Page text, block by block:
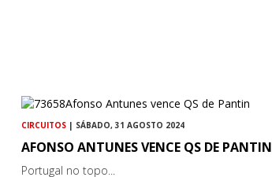
CIRCUITOS | SÁBADO, 31 AGOSTO 2024
AFONSO ANTUNES VENCE QS DE PANTIN
Portugal no topo...